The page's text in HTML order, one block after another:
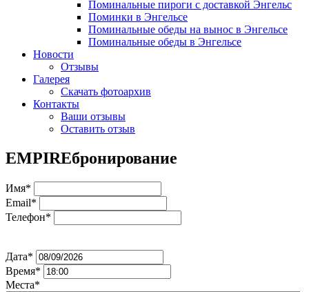
Поминальные пироги с доставкой Энгельс
Поминки в Энгельсе
Поминальные обеды на вынос в Энгельсе
Поминальные обеды в Энгельсе
Новости
Отзывы
Галерея
Скачать фотоархив
Контакты
Ваши отзывы
Оставить отзыв
EMPIREбронирование
Имя*
Email*
Телефон*
Дата*
Время*
Места*